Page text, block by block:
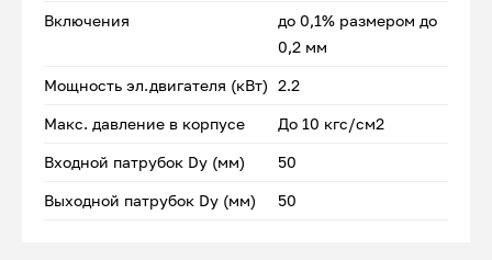
Включения
до 0,1% размером до
0,2 мм
Мощность эл.двигателя (кВт) 2.2
Макс. давление в корпусе До 10 кгс/см2
Входной патрубок Dу (мм) 50
Выходной патрубок Dу (мм) 50